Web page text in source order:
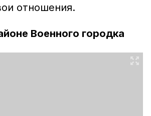
отношения.
Военного городка